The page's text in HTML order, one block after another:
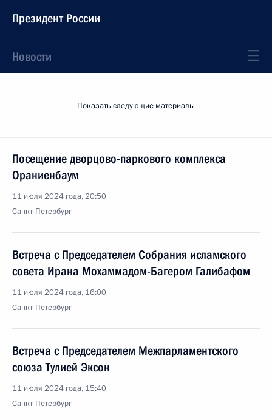
Президент России
Новости
Показать следующие материалы
Посещение дворцово-паркового комплекса
Ораниенбаум
11 июля 2024 года, 20:50
Санкт-Петербург
Встреча с Председателем Собрания исламского
совета Ирана Мохаммадом-Багером Галибафом
11 июля 2024 года, 16:00
Санкт-Петербург
Встреча с Председателем Межпарламентского
союза Тулией Эксон
11 июля 2024 года, 15:40
Санкт-Петербург